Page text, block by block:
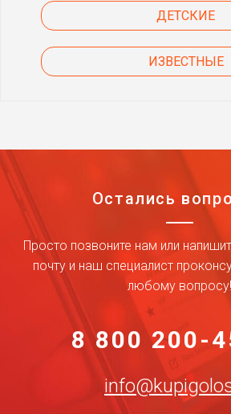
ДЕТСКИЕ
ИЗВЕСТНЫЕ
Остались
Просто позвоните нам или
почту и наш специалист
любому вопросу!
8 800 200-